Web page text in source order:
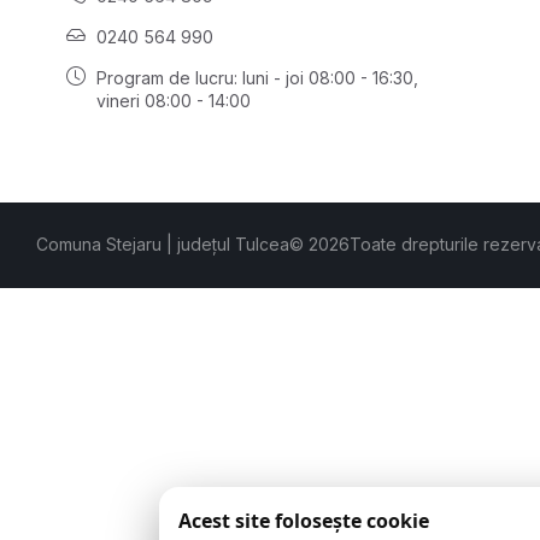
0240 564 990
Program de lucru: luni - joi 08:00 - 16:30,
vineri 08:00 - 14:00
Comuna Stejaru | județul Tulcea© 2026Toate drepturile
Acest site folosește cookie